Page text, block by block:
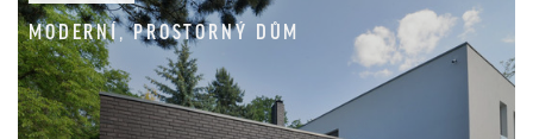
MODERNÍ, PROSTORNÝ DŮM